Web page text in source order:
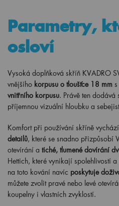
Parametry,
osloví
Vysoká doplňková skříň KVADRO
vnějšího korpusu o tloušťce 18 mm
vnitřního korpusu. Právě ten
příjemnou vizuální hloubku a
Komfort při používání skříně
detailů, které se snadno přizpůsobí
otevírání a tiché, tlumené dovírání
Hettich, které vynikají spolehlivostí
na toto kování navíc poskytuje
můžete zvolit pravé nebo levé
koupelny i vlastních zvyklostí.